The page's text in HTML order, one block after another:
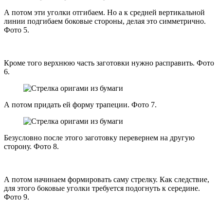
А потом эти уголки отгибаем. Но а к средней вертикальной
линии подгибаем боковые стороны, делая это симметрично.
Фото 5.
Кроме того верхнюю часть заготовки нужно расправить. Фото
6.
А потом придать ей форму трапеции. Фото 7.
Безусловно после этого заготовку перевернем на другую
сторону. Фото 8.
А потом начинаем формировать саму стрелку. Как следствие,
для этого боковые уголки требуется подогнуть к середине.
Фото 9.